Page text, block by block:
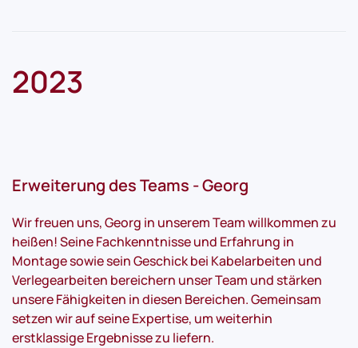
2023
Erweiterung des Teams - Georg
Wir freuen uns, Georg in unserem Team willkommen zu
heißen! Seine Fachkenntnisse und Erfahrung in
Montage sowie sein Geschick bei Kabelarbeiten und
Verlegearbeiten bereichern unser Team und stärken
unsere Fähigkeiten in diesen Bereichen. Gemeinsam
setzen wir auf seine Expertise, um weiterhin
erstklassige Ergebnisse zu liefern.